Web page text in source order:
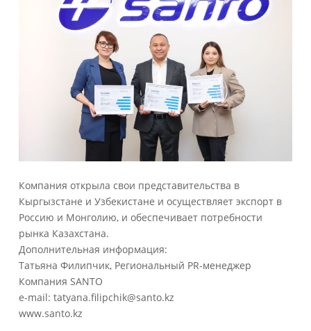
Компания открыла свои представительства в
Кыргызстане и Узбекистане и осуществляет экспорт в
Россию и Монголию, и обеспечивает потребности
рынка Казахстана.
Дополнительная информация:
Татьяна Филипчик, Региональный PR-менеджер
Компания SANTO
e-mail: tatyana.filipchik@santo.kz
www.santo.kz